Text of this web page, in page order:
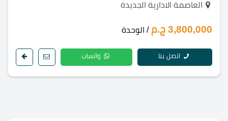
العاصمة الادارية الجديدة
3,800,000 ج.م / الوحدة
اتصل بنا واتساب